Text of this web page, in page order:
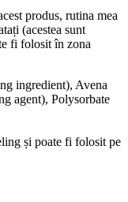
produs, rutina mea
(acestea sunt
fi folosit în zona
ingredient), Avena
agent), Polysorbate
și poate fi folosit pe